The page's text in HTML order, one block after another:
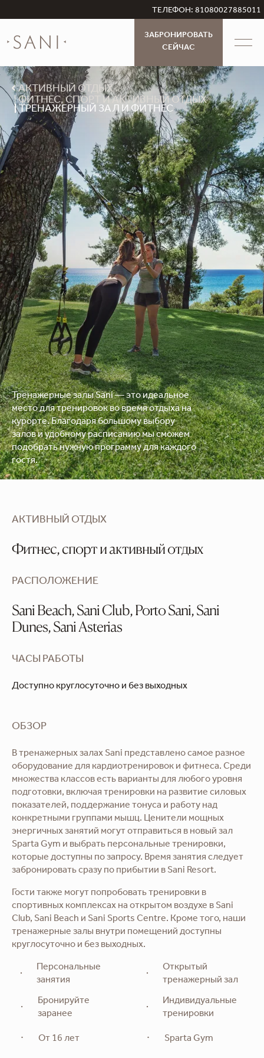
ТЕЛЕФОН: 81080027885011
ЗАБРОНИРОВАТЬ
СЕЙЧАС
Тренажерные залы Sani — это идеальное
место для тренировок во время отдыха на
курорте. Благодаря большому выбору
залов и удобному расписанию мы сможем
подобрать нужную программу для каждого
гостя.
АКТИВНЫЙ ОТДЫХ
ФИТНЕС, СПОРТ И АКТИВНЫЙ ОТДЫХ
ТРЕНАЖЕРНЫЙ ЗАЛ И ФИТНЕС
АКТИВНЫЙ ОТДЫХ
Фитнес, спорт и активный отдых
РАСПОЛОЖЕНИЕ
Sani Beach, Sani Club, Porto Sani, Sani
Dunes, Sani Asterias
ЧАСЫ РАБОТЫ
Доступно круглосуточно и без выходных
ОБЗОР
В тренажерных залах Sani представлено самое разное
оборудование для кардиотренировок и фитнеса. Среди
множества классов есть варианты для любого уровня
подготовки, включая тренировки на развитие силовых
показателей, поддержание тонуса и работу над
конкретными группами мышц. Ценители мощных
энергичных занятий могут отправиться в новый зал
Sparta Gym и выбрать персональные тренировки,
которые доступны по запросу. Время занятия следует
забронировать сразу по прибытии в Sani Resort.
Гости также могут попробовать тренировки в
спортивных комплексах на открытом воздухе в Sani
Club, Sani Beach и Sani Sports Centre. Кроме того, наши
тренажерные залы внутри помещений доступны
круглосуточно и без выходных.
Персональные
занятия
Открытый
тренажерный зал
Бронируйте
заранее
Индивидуальные
тренировки
От 16 лет Sparta Gym